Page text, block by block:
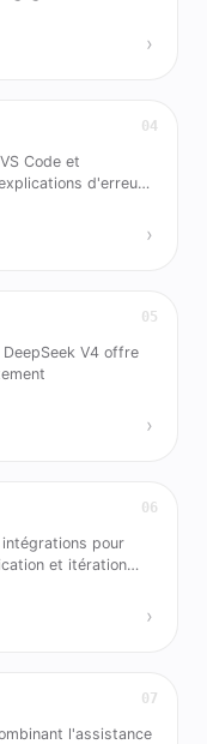
›
04
Code et
d'erreurs
réel.
›
05
V4 offre
›
06
pour
et itération
›
07
l'assistance